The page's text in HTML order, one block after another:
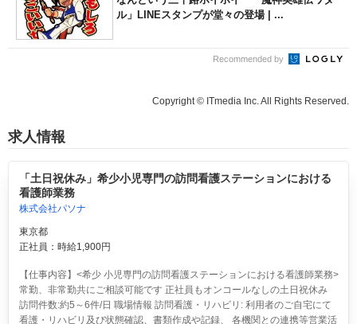
ル」LINEスタンプが堂々の登場 | ...
Recommended by
Copyright © ITmedia Inc. All Rights Reserved.
求人情報
「土日祝休み」希少小児専門の訪問看護ステーションにおける
看護師業務
株式会社パソナ
東京都
正社員：時給1,900円
【仕事内容】<希少 小児専門の訪問看護ステーションにおける看護師業務>
常勤、非常勤共にご相談可能です 正社員もオンコールなしの土日祝休み
訪問件数:約5～6件/日 職場情報 訪問看護・リハビリ: 利用者のご自宅にて
看護・リハビリ及び状態確認、書類作成や記録、 各機関との連携等営業活